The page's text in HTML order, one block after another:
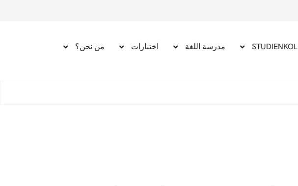
من نحن؟ اختبارات مدرسة اللغة